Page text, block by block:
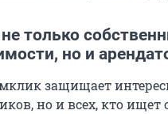
только
но и
защищает
но и всех, кто ищет